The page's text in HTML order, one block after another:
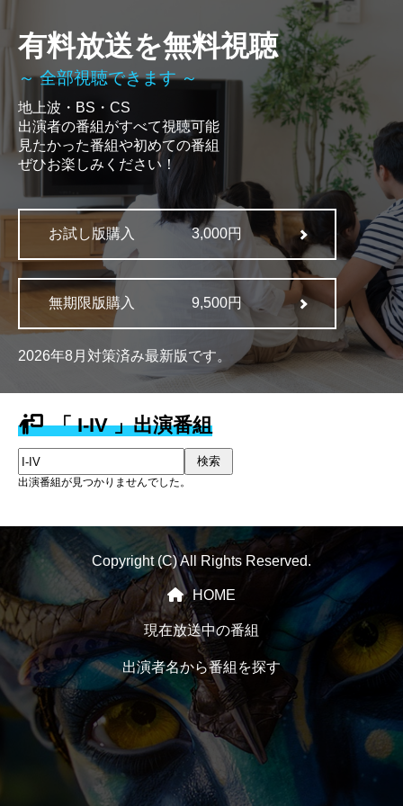
有料放送を無料視聴
～ 全部視聴できます ～
地上波・BS・CS
出演者の番組がすべて視聴可能
見たかった番組や初めての番組
ぜひお楽しみください！
お試し版購入 3,000円
無期限版購入 9,500円
2026年8月対策済み最新版です。
「 I-IV 」出演番組
検索
出演番組が見つかりませんでした。
Copyright (C) All Rights Reserved.
HOME
現在放送中の番組
出演者名から番組を探す